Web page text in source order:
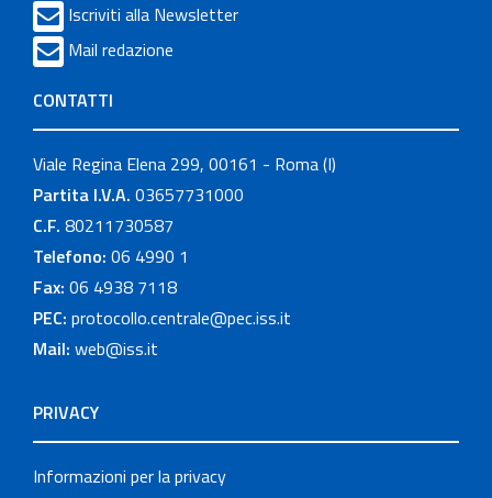
Iscriviti alla Newsletter
Mail redazione
CONTATTI
Viale Regina Elena 299, 00161 - Roma (I)
Partita I.V.A. 03657731000
C.F. 80211730587
Telefono: 06 4990 1
Fax: 06 4938 7118
PEC: protocollo.centrale@pec.iss.it
Mail: web@iss.it
PRIVACY
Informazioni per la privacy